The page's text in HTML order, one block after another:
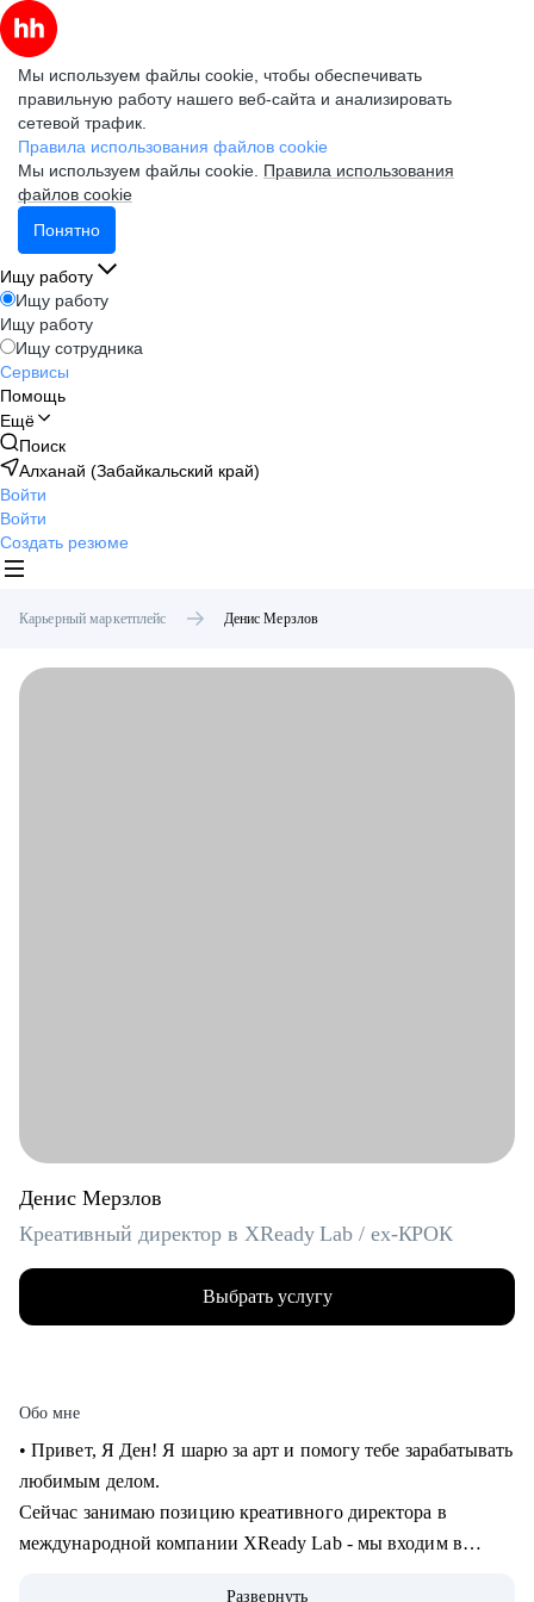
Мы используем файлы cookie, чтобы обеспечивать
правильную работу нашего веб-сайта и анализировать
сетевой трафик.
Правила использования файлов cookie
Мы используем файлы cookie. Правила использования
файлов cookie
Понятно
Ищу работу
Ищу работу
Ищу работу
Ищу сотрудника
Сервисы
Помощь
Ещё
Поиск
Алханай (Забайкальский край)
Войти
Войти
Создать резюме
Карьерный маркетплейс Денис Мерзлов
Денис Мерзлов
Креативный директор в XReady Lab / ex-КРОК
Выбрать услугу
Обо мне
• Привет, Я Ден! Я шарю за арт и помогу тебе зарабатывать
любимым делом.
Сейчас занимаю позицию креативного директора в
международной компании XReady Lab - мы входим в
Развернуть